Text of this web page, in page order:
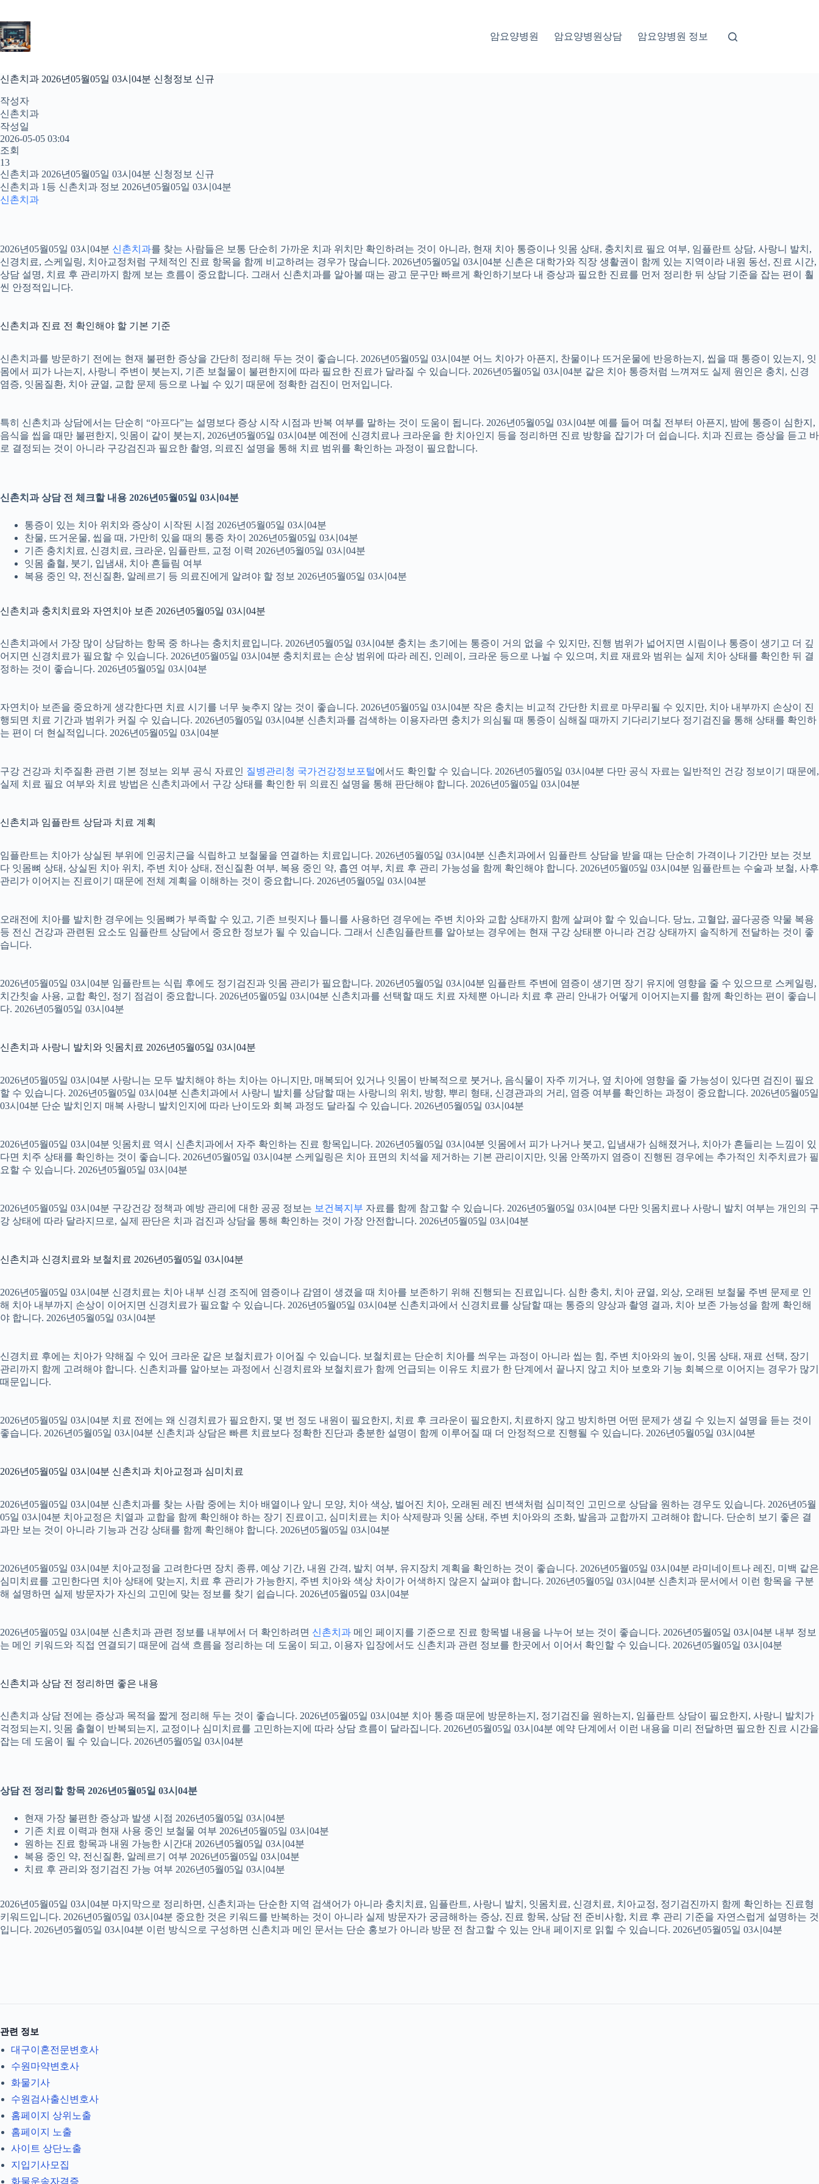
으
로
뛰
기
암요양병원 암요양병원상담 암요양병원 정보
신촌치과 2026년05월05일 03시04분 신청정보 신규
작성자
신촌치과
작성일
2026-05-05 03:04
조회
13
신촌치과 2026년05월05일 03시04분 신청정보 신규
신촌치과 1등 신촌치과 정보 2026년05월05일 03시04분
신촌치과
2026년05월05일 03시04분 신촌치과를 찾는 사람들은 보통 단순히 가까운 치과 위치만 확인하려는 것이 아니라, 현재 치아 통증이나 잇몸 상태, 충치치료 필요 여부, 임플란트 상담, 사랑니 발치,
신경치료, 스케일링, 치아교정처럼 구체적인 진료 항목을 함께 비교하려는 경우가 많습니다. 2026년05월05일 03시04분 신촌은 대학가와 직장 생활권이 함께 있는 지역이라 내원 동선, 진료 시간,
상담 설명, 치료 후 관리까지 함께 보는 흐름이 중요합니다. 그래서 신촌치과를 알아볼 때는 광고 문구만 빠르게 확인하기보다 내 증상과 필요한 진료를 먼저 정리한 뒤 상담 기준을 잡는 편이 훨
씬 안정적입니다.
신촌치과 진료 전 확인해야 할 기본 기준
신촌치과를 방문하기 전에는 현재 불편한 증상을 간단히 정리해 두는 것이 좋습니다. 2026년05월05일 03시04분 어느 치아가 아픈지, 찬물이나 뜨거운물에 반응하는지, 씹을 때 통증이 있는지, 잇
몸에서 피가 나는지, 사랑니 주변이 붓는지, 기존 보철물이 불편한지에 따라 필요한 진료가 달라질 수 있습니다. 2026년05월05일 03시04분 같은 치아 통증처럼 느껴져도 실제 원인은 충치, 신경
염증, 잇몸질환, 치아 균열, 교합 문제 등으로 나뉠 수 있기 때문에 정확한 검진이 먼저입니다.
특히 신촌치과 상담에서는 단순히 “아프다”는 설명보다 증상 시작 시점과 반복 여부를 말하는 것이 도움이 됩니다. 2026년05월05일 03시04분 예를 들어 며칠 전부터 아픈지, 밤에 통증이 심한지,
음식을 씹을 때만 불편한지, 잇몸이 같이 붓는지, 2026년05월05일 03시04분 예전에 신경치료나 크라운을 한 치아인지 등을 정리하면 진료 방향을 잡기가 더 쉽습니다. 치과 진료는 증상을 듣고 바
로 결정되는 것이 아니라 구강검진과 필요한 촬영, 의료진 설명을 통해 치료 범위를 확인하는 과정이 필요합니다.
신촌치과 상담 전 체크할 내용 2026년05월05일 03시04분
통증이 있는 치아 위치와 증상이 시작된 시점 2026년05월05일 03시04분
찬물, 뜨거운물, 씹을 때, 가만히 있을 때의 통증 차이 2026년05월05일 03시04분
기존 충치치료, 신경치료, 크라운, 임플란트, 교정 이력 2026년05월05일 03시04분
잇몸 출혈, 붓기, 입냄새, 치아 흔들림 여부
복용 중인 약, 전신질환, 알레르기 등 의료진에게 알려야 할 정보 2026년05월05일 03시04분
신촌치과 충치치료와 자연치아 보존 2026년05월05일 03시04분
신촌치과에서 가장 많이 상담하는 항목 중 하나는 충치치료입니다. 2026년05월05일 03시04분 충치는 초기에는 통증이 거의 없을 수 있지만, 진행 범위가 넓어지면 시림이나 통증이 생기고 더 깊
어지면 신경치료가 필요할 수 있습니다. 2026년05월05일 03시04분 충치치료는 손상 범위에 따라 레진, 인레이, 크라운 등으로 나뉠 수 있으며, 치료 재료와 범위는 실제 치아 상태를 확인한 뒤 결
정하는 것이 좋습니다. 2026년05월05일 03시04분
자연치아 보존을 중요하게 생각한다면 치료 시기를 너무 늦추지 않는 것이 좋습니다. 2026년05월05일 03시04분 작은 충치는 비교적 간단한 치료로 마무리될 수 있지만, 치아 내부까지 손상이 진
행되면 치료 기간과 범위가 커질 수 있습니다. 2026년05월05일 03시04분 신촌치과를 검색하는 이용자라면 충치가 의심될 때 통증이 심해질 때까지 기다리기보다 정기검진을 통해 상태를 확인하
는 편이 더 현실적입니다. 2026년05월05일 03시04분
구강 건강과 치주질환 관련 기본 정보는 외부 공식 자료인 질병관리청 국가건강정보포털에서도 확인할 수 있습니다. 2026년05월05일 03시04분 다만 공식 자료는 일반적인 건강 정보이기 때문에,
실제 치료 필요 여부와 치료 방법은 신촌치과에서 구강 상태를 확인한 뒤 의료진 설명을 통해 판단해야 합니다. 2026년05월05일 03시04분
신촌치과 임플란트 상담과 치료 계획
임플란트는 치아가 상실된 부위에 인공치근을 식립하고 보철물을 연결하는 치료입니다. 2026년05월05일 03시04분 신촌치과에서 임플란트 상담을 받을 때는 단순히 가격이나 기간만 보는 것보
다 잇몸뼈 상태, 상실된 치아 위치, 주변 치아 상태, 전신질환 여부, 복용 중인 약, 흡연 여부, 치료 후 관리 가능성을 함께 확인해야 합니다. 2026년05월05일 03시04분 임플란트는 수술과 보철, 사후
관리가 이어지는 진료이기 때문에 전체 계획을 이해하는 것이 중요합니다. 2026년05월05일 03시04분
오래전에 치아를 발치한 경우에는 잇몸뼈가 부족할 수 있고, 기존 브릿지나 틀니를 사용하던 경우에는 주변 치아와 교합 상태까지 함께 살펴야 할 수 있습니다. 당뇨, 고혈압, 골다공증 약물 복용
등 전신 건강과 관련된 요소도 임플란트 상담에서 중요한 정보가 될 수 있습니다. 그래서 신촌임플란트를 알아보는 경우에는 현재 구강 상태뿐 아니라 건강 상태까지 솔직하게 전달하는 것이 좋
습니다.
2026년05월05일 03시04분 임플란트는 식립 후에도 정기검진과 잇몸 관리가 필요합니다. 2026년05월05일 03시04분 임플란트 주변에 염증이 생기면 장기 유지에 영향을 줄 수 있으므로 스케일링,
치간칫솔 사용, 교합 확인, 정기 점검이 중요합니다. 2026년05월05일 03시04분 신촌치과를 선택할 때도 치료 자체뿐 아니라 치료 후 관리 안내가 어떻게 이어지는지를 함께 확인하는 편이 좋습니
다. 2026년05월05일 03시04분
신촌치과 사랑니 발치와 잇몸치료 2026년05월05일 03시04분
2026년05월05일 03시04분 사랑니는 모두 발치해야 하는 치아는 아니지만, 매복되어 있거나 잇몸이 반복적으로 붓거나, 음식물이 자주 끼거나, 옆 치아에 영향을 줄 가능성이 있다면 검진이 필요
할 수 있습니다. 2026년05월05일 03시04분 신촌치과에서 사랑니 발치를 상담할 때는 사랑니의 위치, 방향, 뿌리 형태, 신경관과의 거리, 염증 여부를 확인하는 과정이 중요합니다. 2026년05월05일
03시04분 단순 발치인지 매복 사랑니 발치인지에 따라 난이도와 회복 과정도 달라질 수 있습니다. 2026년05월05일 03시04분
2026년05월05일 03시04분 잇몸치료 역시 신촌치과에서 자주 확인하는 진료 항목입니다. 2026년05월05일 03시04분 잇몸에서 피가 나거나 붓고, 입냄새가 심해졌거나, 치아가 흔들리는 느낌이 있
다면 치주 상태를 확인하는 것이 좋습니다. 2026년05월05일 03시04분 스케일링은 치아 표면의 치석을 제거하는 기본 관리이지만, 잇몸 안쪽까지 염증이 진행된 경우에는 추가적인 치주치료가 필
요할 수 있습니다. 2026년05월05일 03시04분
2026년05월05일 03시04분 구강건강 정책과 예방 관리에 대한 공공 정보는 보건복지부 자료를 함께 참고할 수 있습니다. 2026년05월05일 03시04분 다만 잇몸치료나 사랑니 발치 여부는 개인의 구
강 상태에 따라 달라지므로, 실제 판단은 치과 검진과 상담을 통해 확인하는 것이 가장 안전합니다. 2026년05월05일 03시04분
신촌치과 신경치료와 보철치료 2026년05월05일 03시04분
2026년05월05일 03시04분 신경치료는 치아 내부 신경 조직에 염증이나 감염이 생겼을 때 치아를 보존하기 위해 진행되는 진료입니다. 심한 충치, 치아 균열, 외상, 오래된 보철물 주변 문제로 인
해 치아 내부까지 손상이 이어지면 신경치료가 필요할 수 있습니다. 2026년05월05일 03시04분 신촌치과에서 신경치료를 상담할 때는 통증의 양상과 촬영 결과, 치아 보존 가능성을 함께 확인해
야 합니다. 2026년05월05일 03시04분
신경치료 후에는 치아가 약해질 수 있어 크라운 같은 보철치료가 이어질 수 있습니다. 보철치료는 단순히 치아를 씌우는 과정이 아니라 씹는 힘, 주변 치아와의 높이, 잇몸 상태, 재료 선택, 장기
관리까지 함께 고려해야 합니다. 신촌치과를 알아보는 과정에서 신경치료와 보철치료가 함께 언급되는 이유도 치료가 한 단계에서 끝나지 않고 치아 보호와 기능 회복으로 이어지는 경우가 많기
때문입니다.
2026년05월05일 03시04분 치료 전에는 왜 신경치료가 필요한지, 몇 번 정도 내원이 필요한지, 치료 후 크라운이 필요한지, 치료하지 않고 방치하면 어떤 문제가 생길 수 있는지 설명을 듣는 것이
좋습니다. 2026년05월05일 03시04분 신촌치과 상담은 빠른 치료보다 정확한 진단과 충분한 설명이 함께 이루어질 때 더 안정적으로 진행될 수 있습니다. 2026년05월05일 03시04분
2026년05월05일 03시04분 신촌치과 치아교정과 심미치료
2026년05월05일 03시04분 신촌치과를 찾는 사람 중에는 치아 배열이나 앞니 모양, 치아 색상, 벌어진 치아, 오래된 레진 변색처럼 심미적인 고민으로 상담을 원하는 경우도 있습니다. 2026년05월
05일 03시04분 치아교정은 치열과 교합을 함께 확인해야 하는 장기 진료이고, 심미치료는 치아 삭제량과 잇몸 상태, 주변 치아와의 조화, 발음과 교합까지 고려해야 합니다. 단순히 보기 좋은 결
과만 보는 것이 아니라 기능과 건강 상태를 함께 확인해야 합니다. 2026년05월05일 03시04분
2026년05월05일 03시04분 치아교정을 고려한다면 장치 종류, 예상 기간, 내원 간격, 발치 여부, 유지장치 계획을 확인하는 것이 좋습니다. 2026년05월05일 03시04분 라미네이트나 레진, 미백 같은
심미치료를 고민한다면 치아 상태에 맞는지, 치료 후 관리가 가능한지, 주변 치아와 색상 차이가 어색하지 않은지 살펴야 합니다. 2026년05월05일 03시04분 신촌치과 문서에서 이런 항목을 구분
해 설명하면 실제 방문자가 자신의 고민에 맞는 정보를 찾기 쉽습니다. 2026년05월05일 03시04분
2026년05월05일 03시04분 신촌치과 관련 정보를 내부에서 더 확인하려면 신촌치과 메인 페이지를 기준으로 진료 항목별 내용을 나누어 보는 것이 좋습니다. 2026년05월05일 03시04분 내부 정보
는 메인 키워드와 직접 연결되기 때문에 검색 흐름을 정리하는 데 도움이 되고, 이용자 입장에서도 신촌치과 관련 정보를 한곳에서 이어서 확인할 수 있습니다. 2026년05월05일 03시04분
신촌치과 상담 전 정리하면 좋은 내용
신촌치과 상담 전에는 증상과 목적을 짧게 정리해 두는 것이 좋습니다. 2026년05월05일 03시04분 치아 통증 때문에 방문하는지, 정기검진을 원하는지, 임플란트 상담이 필요한지, 사랑니 발치가
걱정되는지, 잇몸 출혈이 반복되는지, 교정이나 심미치료를 고민하는지에 따라 상담 흐름이 달라집니다. 2026년05월05일 03시04분 예약 단계에서 이런 내용을 미리 전달하면 필요한 진료 시간을
잡는 데 도움이 될 수 있습니다. 2026년05월05일 03시04분
상담 전 정리할 항목 2026년05월05일 03시04분
현재 가장 불편한 증상과 발생 시점 2026년05월05일 03시04분
기존 치료 이력과 현재 사용 중인 보철물 여부 2026년05월05일 03시04분
원하는 진료 항목과 내원 가능한 시간대 2026년05월05일 03시04분
복용 중인 약, 전신질환, 알레르기 여부 2026년05월05일 03시04분
치료 후 관리와 정기검진 가능 여부 2026년05월05일 03시04분
2026년05월05일 03시04분 마지막으로 정리하면, 신촌치과는 단순한 지역 검색어가 아니라 충치치료, 임플란트, 사랑니 발치, 잇몸치료, 신경치료, 치아교정, 정기검진까지 함께 확인하는 진료형
키워드입니다. 2026년05월05일 03시04분 중요한 것은 키워드를 반복하는 것이 아니라 실제 방문자가 궁금해하는 증상, 진료 항목, 상담 전 준비사항, 치료 후 관리 기준을 자연스럽게 설명하는 것
입니다. 2026년05월05일 03시04분 이런 방식으로 구성하면 신촌치과 메인 문서는 단순 홍보가 아니라 방문 전 참고할 수 있는 안내 페이지로 읽힐 수 있습니다. 2026년05월05일 03시04분
관련 정보
대구이혼전문변호사
수원마약변호사
화물기사
수원검사출신변호사
홈페이지 상위노출
홈페이지 노출
사이트 상단노출
지입기사모집
화물운송자격증